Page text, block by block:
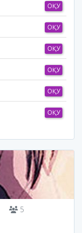
ОҚУ
ОҚУ
ОҚУ
ОҚУ
ОҚУ
ОҚУ
5